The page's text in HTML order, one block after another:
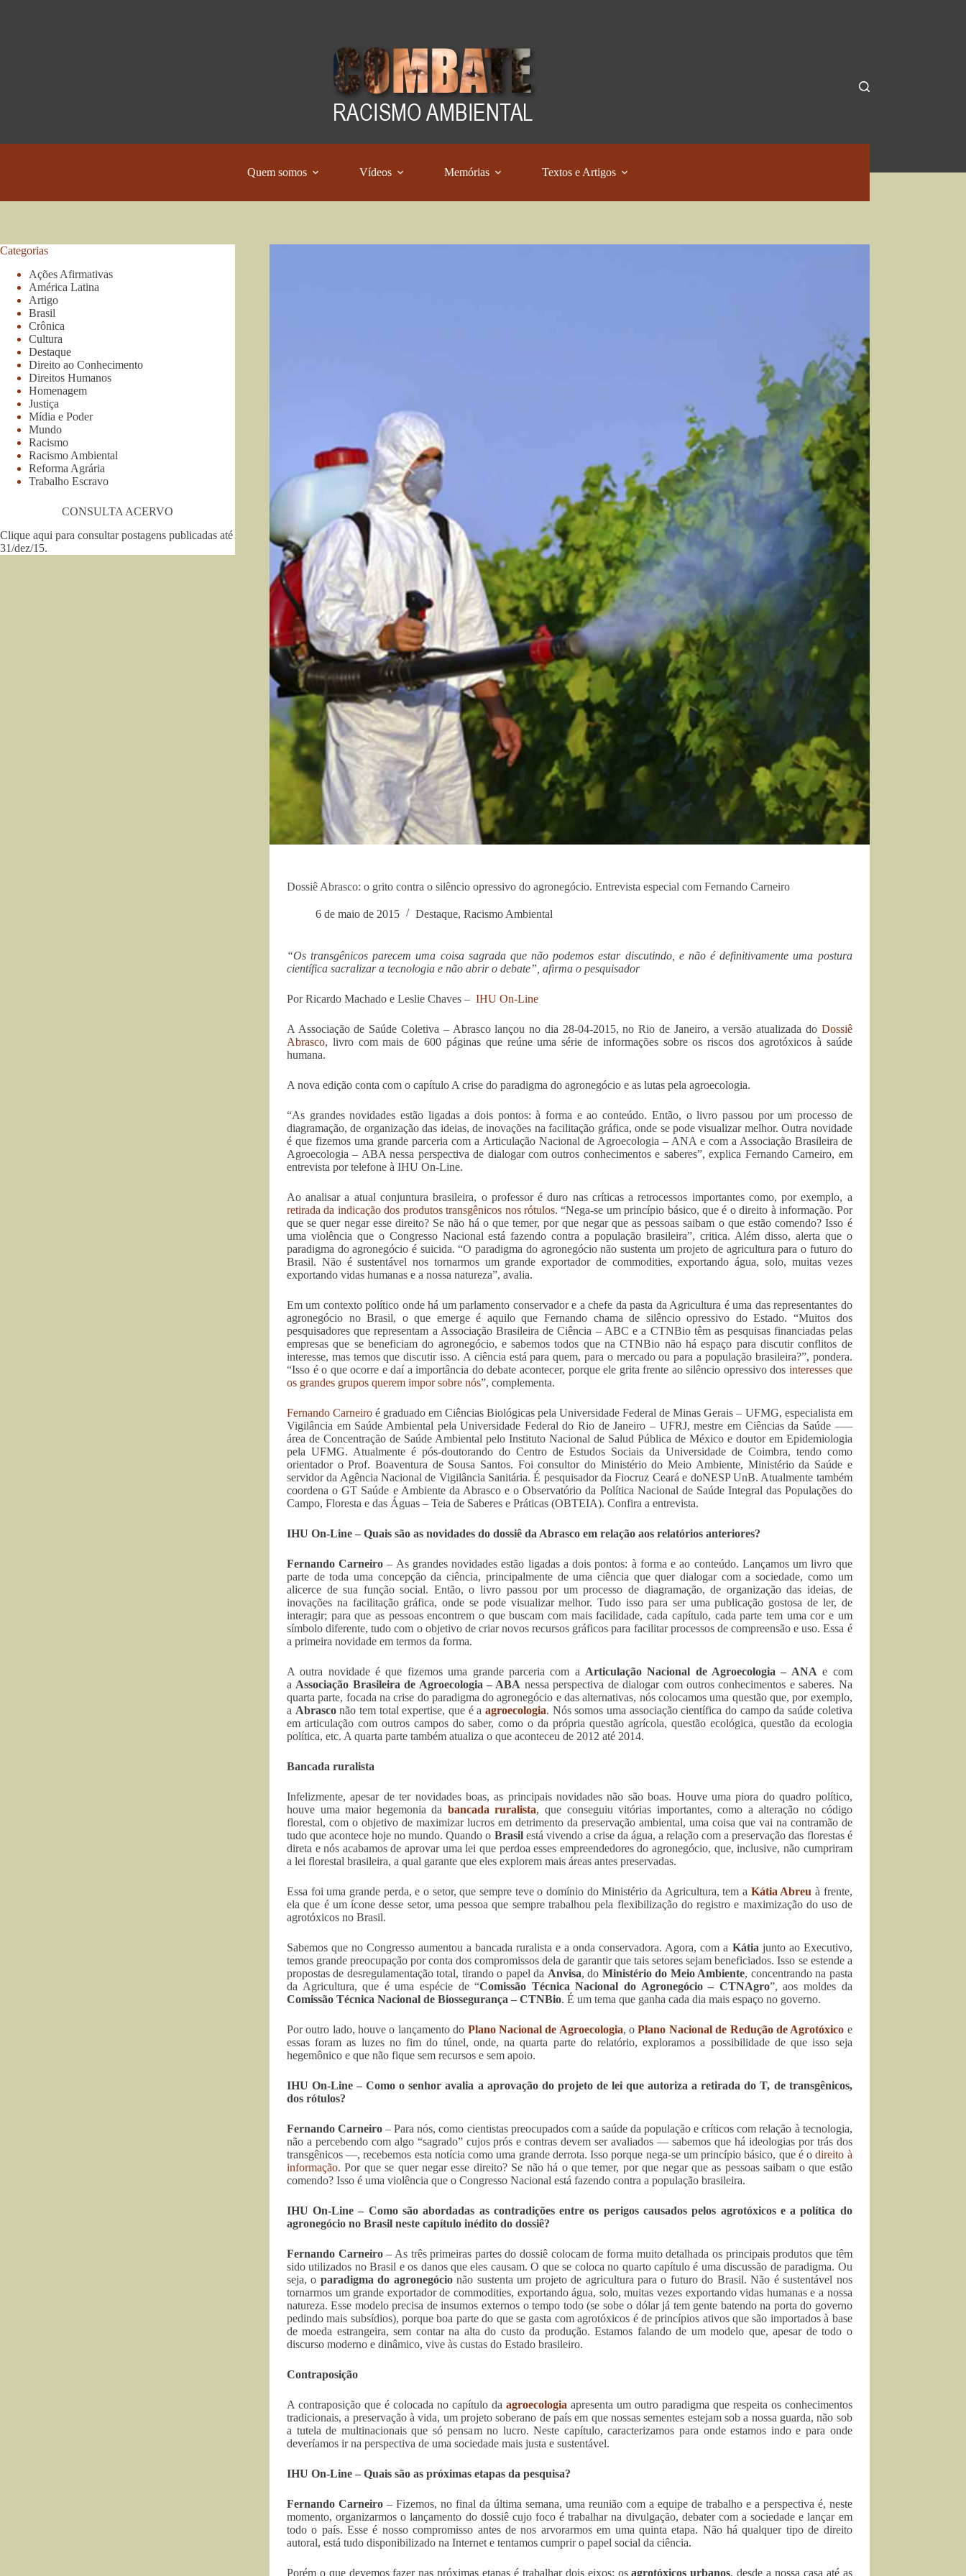
Quem somos Vídeos Memórias Textos e Artigos
Dossiê Abrasco: o grito contra o silêncio opressivo do agronegócio. Entrevista especial com Fernando Carneiro
6 de maio de 2015 Destaque, Racismo Ambiental
“Os transgênicos parecem uma coisa sagrada que não podemos estar discutindo, e não é definitivamente uma postura
científica sacralizar a tecnologia e não abrir o debate”, afirma o pesquisador
Por Ricardo Machado e Leslie Chaves – IHU On-Line
A Associação de Saúde Coletiva – Abrasco lançou no dia 28-04-2015, no Rio de Janeiro, a versão atualizada do Dossiê
Abrasco, livro com mais de 600 páginas que reúne uma série de informações sobre os riscos dos agrotóxicos à saúde
humana.
A nova edição conta com o capítulo A crise do paradigma do agronegócio e as lutas pela agroecologia.
“As grandes novidades estão ligadas a dois pontos: à forma e ao conteúdo. Então, o livro passou por um processo de
diagramação, de organização das ideias, de inovações na facilitação gráfica, onde se pode visualizar melhor. Outra novidade
é que fizemos uma grande parceria com a Articulação Nacional de Agroecologia – ANA e com a Associação Brasileira de
Agroecologia – ABA nessa perspectiva de dialogar com outros conhecimentos e saberes”, explica Fernando Carneiro, em
entrevista por telefone à IHU On-Line.
Ao analisar a atual conjuntura brasileira, o professor é duro nas críticas a retrocessos importantes como, por exemplo, a
retirada da indicação dos produtos transgênicos nos rótulos. “Nega-se um princípio básico, que é o direito à informação. Por
que se quer negar esse direito? Se não há o que temer, por que negar que as pessoas saibam o que estão comendo? Isso é
uma violência que o Congresso Nacional está fazendo contra a população brasileira”, critica. Além disso, alerta que o
paradigma do agronegócio é suicida. “O paradigma do agronegócio não sustenta um projeto de agricultura para o futuro do
Brasil. Não é sustentável nos tornarmos um grande exportador de commodities, exportando água, solo, muitas vezes
exportando vidas humanas e a nossa natureza”, avalia.
Em um contexto político onde há um parlamento conservador e a chefe da pasta da Agricultura é uma das representantes do
agronegócio no Brasil, o que emerge é aquilo que Fernando chama de silêncio opressivo do Estado. “Muitos dos
pesquisadores que representam a Associação Brasileira de Ciência – ABC e a CTNBio têm as pesquisas financiadas pelas
empresas que se beneficiam do agronegócio, e sabemos todos que na CTNBio não há espaço para discutir conflitos de
interesse, mas temos que discutir isso. A ciência está para quem, para o mercado ou para a população brasileira?”, pondera.
“Isso é o que ocorre e daí a importância do debate acontecer, porque ele grita frente ao silêncio opressivo dosinteresses que
os grandes grupos querem impor sobre nós”, complementa.
Fernando Carneiro é graduado em Ciências Biológicas pela Universidade Federal de Minas Gerais – UFMG, especialista em
Vigilância em Saúde Ambiental pela Universidade Federal do Rio de Janeiro – UFRJ, mestre em Ciências da Saúde –—
área de Concentração de Saúde Ambiental pelo Instituto Nacional de Salud Pública de México e doutor em Epidemiologia
pela UFMG. Atualmente é pós-doutorando do Centro de Estudos Sociais da Universidade de Coimbra, tendo como
orientador o Prof. Boaventura de Sousa Santos. Foi consultor do Ministério do Meio Ambiente, Ministério da Saúde e
servidor da Agência Nacional de Vigilância Sanitária. É pesquisador da Fiocruz Ceará e doNESP UnB. Atualmente também
coordena o GT Saúde e Ambiente da Abrasco e o Observatório da Política Nacional de Saúde Integral das Populações do
Campo, Floresta e das Águas – Teia de Saberes e Práticas (OBTEIA). Confira a entrevista.
IHU On-Line – Quais são as novidades do dossiê da Abrasco em relação aos relatórios anteriores?
Fernando Carneiro – As grandes novidades estão ligadas a dois pontos: à forma e ao conteúdo. Lançamos um livro que
parte de toda uma concepção da ciência, principalmente de uma ciência que quer dialogar com a sociedade, como um
alicerce de sua função social. Então, o livro passou por um processo de diagramação, de organização das ideias, de
inovações na facilitação gráfica, onde se pode visualizar melhor. Tudo isso para ser uma publicação gostosa de ler, de
interagir; para que as pessoas encontrem o que buscam com mais facilidade, cada capítulo, cada parte tem uma cor e um
símbolo diferente, tudo com o objetivo de criar novos recursos gráficos para facilitar processos de compreensão e uso. Essa é
a primeira novidade em termos da forma.
A outra novidade é que fizemos uma grande parceria com a Articulação Nacional de Agroecologia – ANA e com
a Associação Brasileira de Agroecologia – ABA nessa perspectiva de dialogar com outros conhecimentos e saberes. Na
quarta parte, focada na crise do paradigma do agronegócio e das alternativas, nós colocamos uma questão que, por exemplo,
a Abrasconão tem total expertise, que é a agroecologia. Nós somos uma associação científica do campo da saúde coletiva
em articulação com outros campos do saber, como o da própria questão agrícola, questão ecológica, questão da ecologia
política, etc. A quarta parte também atualiza o que aconteceu de 2012 até 2014.
Bancada ruralista
Infelizmente, apesar de ter novidades boas, as principais novidades não são boas. Houve uma piora do quadro político,
houve uma maior hegemonia da bancada ruralista, que conseguiu vitórias importantes, como a alteração no código
florestal, com o objetivo de maximizar lucros em detrimento da preservação ambiental, uma coisa que vai na contramão de
tudo que acontece hoje no mundo. Quando o Brasilestá vivendo a crise da água, a relação com a preservação das florestas é
direta e nós acabamos de aprovar uma lei que perdoa esses empreendedores do agronegócio, que, inclusive, não cumpriram
a lei florestal brasileira, a qual garante que eles explorem mais áreas antes preservadas.
Essa foi uma grande perda, e o setor, que sempre teve o domínio do Ministério da Agricultura, tem a Kátia Abreu à frente,
ela que é um ícone desse setor, uma pessoa que sempre trabalhou pela flexibilização do registro e maximização do uso de
agrotóxicos no Brasil.
Sabemos que no Congresso aumentou a bancada ruralista e a onda conservadora. Agora, com a Kátia junto ao Executivo,
temos grande preocupação por conta dos compromissos dela de garantir que tais setores sejam beneficiados. Isso se estende a
propostas de desregulamentação total, tirando o papel da Anvisa, do Ministério do Meio Ambiente, concentrando na pasta
da Agricultura, que é uma espécie de “Comissão Técnica Nacional do Agronegócio – CTNAgro”, aos moldes da
Comissão Técnica Nacional de Biossegurança – CTNBio. É um tema que ganha cada dia mais espaço no governo.
Por outro lado, houve o lançamento do Plano Nacional de Agroecologia, oPlano Nacional de Redução de Agrotóxico e
essas foram as luzes no fim do túnel, onde, na quarta parte do relatório, exploramos a possibilidade de que isso seja
hegemônico e que não fique sem recursos e sem apoio.
IHU On-Line – Como o senhor avalia a aprovação do projeto de lei que autoriza a retirada do T, de transgênicos,
dos rótulos?
Fernando Carneiro – Para nós, como cientistas preocupados com a saúde da população e críticos com relação à tecnologia,
não a percebendo com algo “sagrado” cujos prós e contras devem ser avaliados — sabemos que há ideologias por trás dos
transgênicos —, recebemos esta notícia como uma grande derrota. Isso porque nega-se um princípio básico, que é odireito à
informação. Por que se quer negar esse direito? Se não há o que temer, por que negar que as pessoas saibam o que estão
comendo? Isso é uma violência que o Congresso Nacional está fazendo contra a população brasileira.
IHU On-Line – Como são abordadas as contradições entre os perigos causados pelos agrotóxicos e a política do
agronegócio no Brasil neste capítulo inédito do dossiê?
Fernando Carneiro– As três primeiras partes do dossiê colocam de forma muito detalhada os principais produtos que têm
sido utilizados no Brasil e os danos que eles causam. O que se coloca no quarto capítulo é uma discussão de paradigma. Ou
seja, o paradigma do agronegócionão sustenta um projeto de agricultura para o futuro do Brasil. Não é sustentável nos
tornarmos um grande exportador de commodities, exportando água, solo, muitas vezes exportando vidas humanas e a nossa
natureza. Esse modelo precisa de insumos externos o tempo todo (se sobe o dólar já tem gente batendo na porta do governo
pedindo mais subsídios), porque boa parte do que se gasta com agrotóxicos é de princípios ativos que são importados à base
de moeda estrangeira, sem contar na alta do custo da produção. Estamos falando de um modelo que, apesar de todo o
discurso moderno e dinâmico, vive às custas do Estado brasileiro.
Contraposição
A contraposição que é colocada no capítulo da agroecologia apresenta um outro paradigma que respeita os conhecimentos
tradicionais, a preservação à vida, um projeto soberano de país em que nossas sementes estejam sob a nossa guarda, não sob
a tutela de multinacionais que só pensam no lucro. Neste capítulo, caracterizamos para onde estamos indo e para onde
deveríamos ir na perspectiva de uma sociedade mais justa e sustentável.
IHU On-Line – Quais são as próximas etapas da pesquisa?
Fernando Carneiro– Fizemos, no final da última semana, uma reunião com a equipe de trabalho e a perspectiva é, neste
momento, organizarmos o lançamento do dossiê cujo foco é trabalhar na divulgação, debater com a sociedade e lançar em
todo o país. Esse é nosso compromisso antes de nos arvorarmos em uma quinta etapa. Não há qualquer tipo de direito
autoral, está tudo disponibilizado na Internet e tentamos cumprir o papel social da ciência.
Porém o que devemos fazer nas próximas etapas é trabalhar dois eixos: osagrotóxicos urbanos, desde a nossa casa até as
Categorias
Ações Afirmativas
América Latina
Artigo
Brasil
Crônica
Cultura
Destaque
Direito ao Conhecimento
Direitos Humanos
Homenagem
Justiça
Mídia e Poder
Mundo
Racismo
Racismo Ambiental
Reforma Agrária
Trabalho Escravo
CONSULTA ACERVO
Clique aqui para consultar postagens publicadas até
31/dez/15.